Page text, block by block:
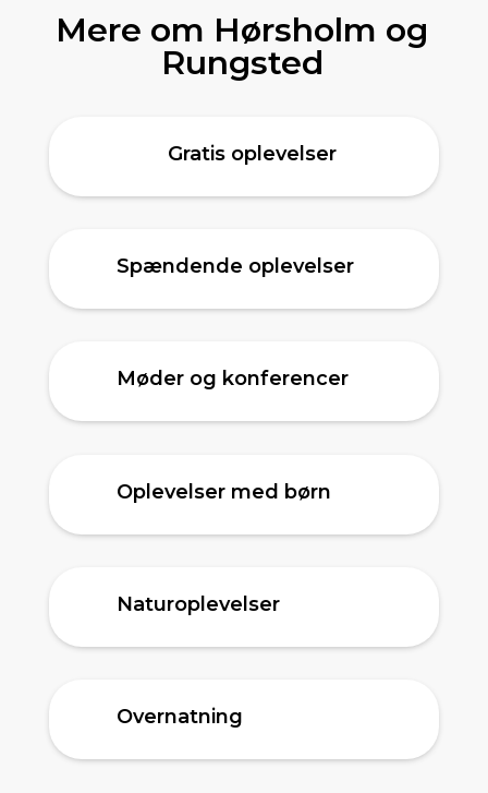
Mere om Hørsholm og
Rungsted
Gratis oplevelser
Spændende oplevelser
Møder og konferencer
Oplevelser med børn
Naturoplevelser
Overnatning